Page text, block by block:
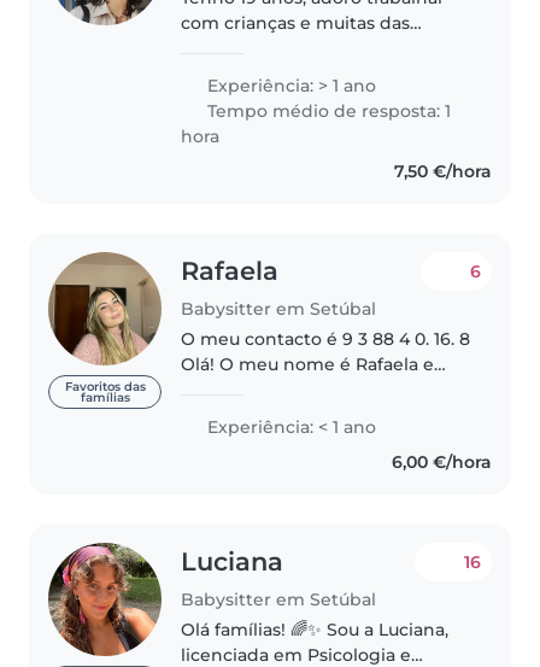
com crianças e muitas das
trabalhei disseram que me vêm
não só como babysitter, mas
também como amiga, o que me
deixa muito feliz...
Experiência: > 1 ano
Tempo médio de resposta: 1
hora
7,50 €/hora
Favoritos das
famílias
Rafaela
Babysitter em Setúbal
6
O meu contacto é 9 3 88 4 0. 16. 8
Olá! O meu nome é Rafaela e
me candidatar para ser a sua
babá. Tenho alguma experiência
Experiência: < 1 ano
6,00 €/hora
Luciana
Babysitter em Setúbal
16
Olá famílias! 🌈✨ Sou a Luciana,
licenciada em Psicologia e